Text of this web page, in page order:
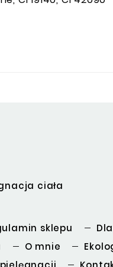
ciała
sklepu
O mnie